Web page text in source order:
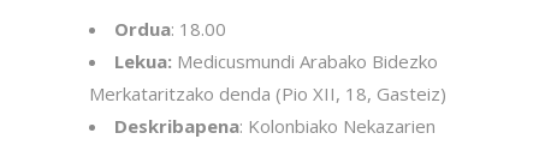
Ordua: 18.00
Lekua: Medicusmundi Arabako Bidezko
Merkataritzako denda (Pio XII, 18, Gasteiz)
Deskribapena: Kolonbiako Nekazarien